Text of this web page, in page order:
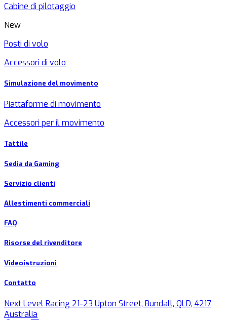
Cabine di pilotaggio
New
Posti di volo
Accessori di volo
Simulazione del movimento
Piattaforme di movimento
Accessori per il movimento
Tattile
Sedia da Gaming
Servizio clienti
Allestimenti commerciali
FAQ
Risorse del rivenditore
Videoistruzioni
Contatto
Next Level Racing 21-23 Upton Street, Bundall, QLD, 4217
Australia